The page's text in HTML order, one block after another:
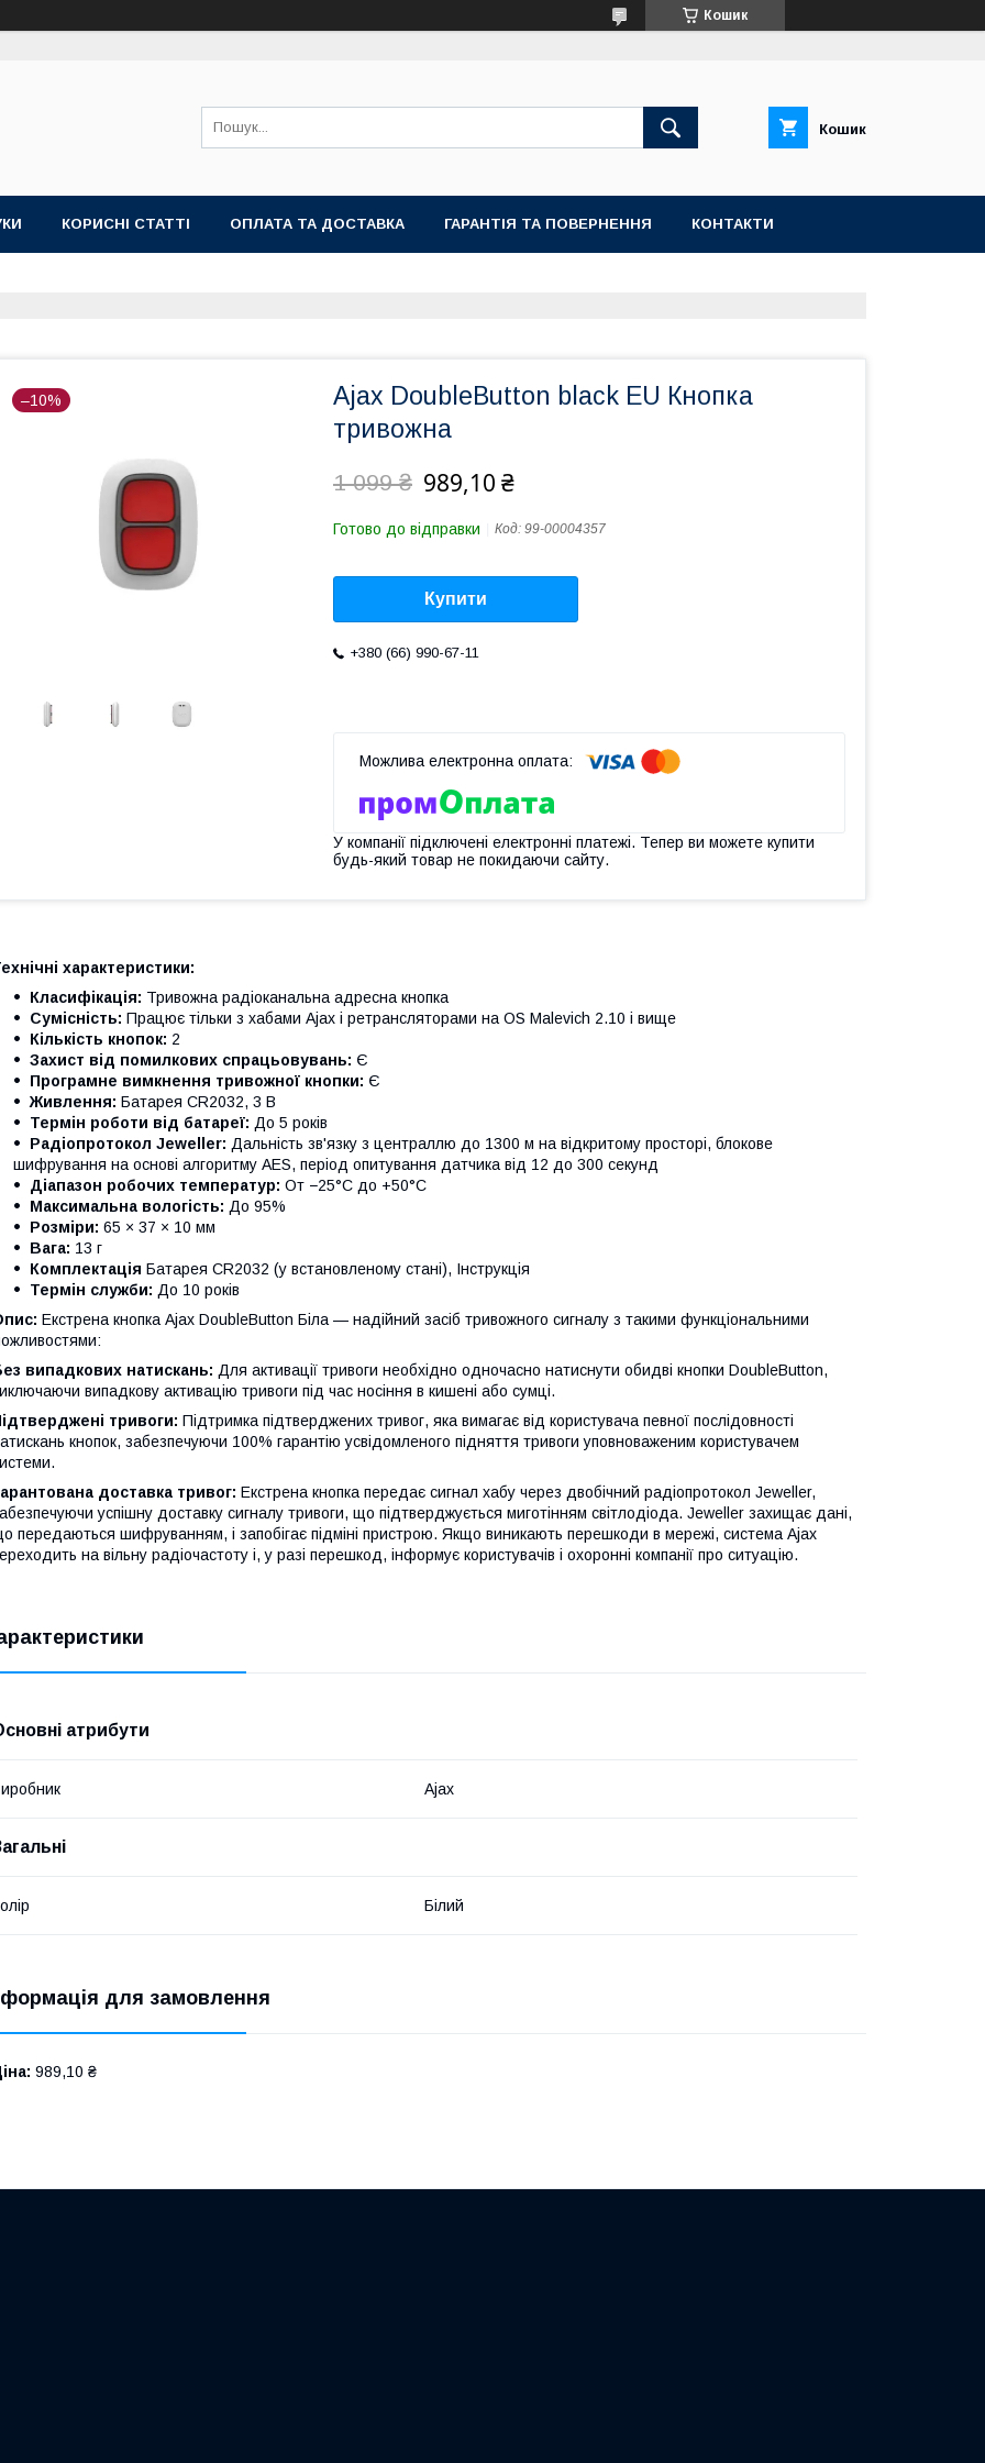
Кошик
Кошик
КОРИСНІ СТАТТІ ОПЛАТА ТА ДОСТАВКА ГАРАНТІЯ ТА ПОВЕРНЕННЯ КОНТАКТИ
–10%
Ajax DoubleButton black EU Кнопка
тривожна
1 099 ₴ 989,10 ₴
Готово до відправки Код: 99-00004357
Купити
+380 (66) 990-67-11
У компанії підключені електронні платежі. Тепер ви можете купити
будь-який товар не покидаючи сайту.
характеристики:
Класифікація: Тривожна радіоканальна адресна кнопка
Сумісність: Працює тільки з хабами Ajax і ретрансляторами на OS Malevich 2.10 і вище
Кількість кнопок: 2
Захист від помилкових спрацьовувань: Є
Програмне вимкнення тривожної кнопки: Є
Живлення: Батарея CR2032, 3 В
Термін роботи від батареї: До 5 років
Радіопротокол Jeweller: Дальність зв'язку з централлю до 1300 м на відкритому просторі, блокове
шифрування на основі алгоритму AES, період опитування датчика від 12 до 300 секунд
Діапазон робочих температур: От −25°С до +50°С
Максимальна вологість: До 95%
Розміри: 65 × 37 × 10 мм
Вага: 13 г
Комплектація Батарея CR2032 (у встановленому стані), Інструкція
Термін служби: До 10 років
Екстрена кнопка Ajax DoubleButton Біла — надійний засіб тривожного сигналу з такими функціональними
випадкових натискань: Для активації тривоги необхідно одночасно натиснути обидві кнопки DoubleButton,
випадкову активацію тривоги під час носіння в кишені або сумці.
тривоги: Підтримка підтверджених тривог, яка вимагає від користувача певної послідовності
кнопок, забезпечуючи 100% гарантію усвідомленого підняття тривоги уповноваженим користувачем
доставка тривог: Екстрена кнопка передає сигнал хабу через двобічний радіопротокол Jeweller,
успішну доставку сигналу тривоги, що підтверджується миготінням світлодіода. Jeweller захищає дані,
передаються шифруванням, і запобігає підміні пристрою. Якщо виникають перешкоди в мережі, система Ajax
на вільну радіочастоту і, у разі перешкод, інформує користувачів і охоронні компанії про ситуацію.
атрибути
Ajax
Білий
для замовлення
989,10 ₴